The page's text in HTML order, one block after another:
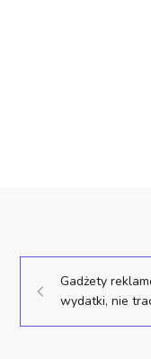
Gadżety
wydatki, nie